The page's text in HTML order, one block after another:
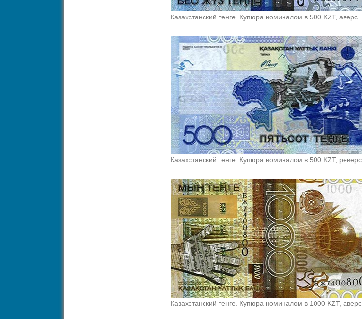
Казахстанский тенге. Купюра номиналом в 500 KZT, аверс.
Казахстанский тенге. Купюра номиналом в 500 KZT, реверс.
Казахстанский тенге. Купюра номиналом в 1000 KZT, аверс.